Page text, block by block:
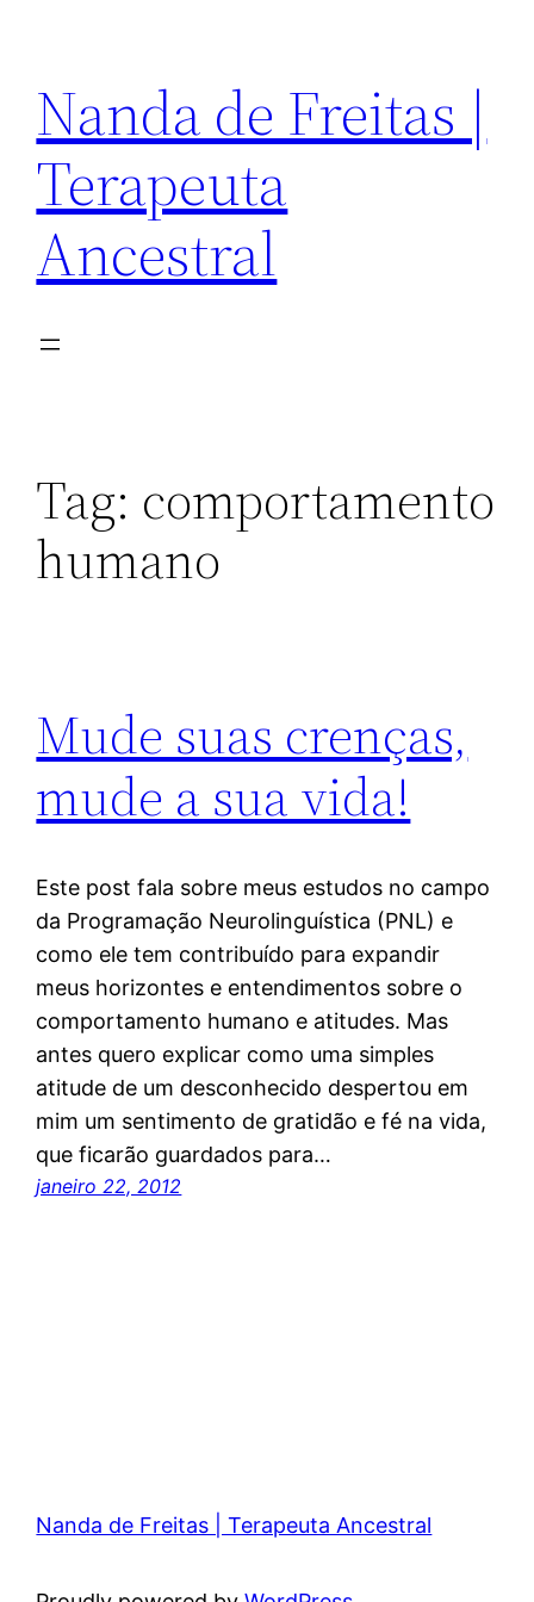
conteúdo
Nanda de Freitas |
Terapeuta
Ancestral
Tag: comportamento
humano
Mude suas crenças,
mude a sua vida!
Este post fala sobre meus estudos no campo
da Programação Neurolinguística (PNL) e
como ele tem contribuído para expandir
meus horizontes e entendimentos sobre o
comportamento humano e atitudes. Mas
antes quero explicar como uma simples
atitude de um desconhecido despertou em
mim um sentimento de gratidão e fé na vida,
que ficarão guardados para…
janeiro 22, 2012
Nanda de Freitas | Terapeuta Ancestral